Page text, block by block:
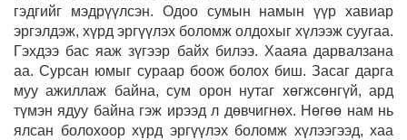
гэдгийг мэдрүүлсэн. Одоо сумын намын үүр хавиар
эргэлдэж, хүрд эргүүлэх боломж олдохыг хүлээж суугаа.
Гэхдээ бас яаж зүгээр байх билээ. Хааяа дарвалзана
аа. Сурсан юмыг сураар боож болох биш. Засаг дарга
муу ажиллаж байна, сум орон нутаг хөгжсөнгүй, ард
түмэн ядуу байна гэж ирээд л дөвчигнөх. Нөгөө нам нь
ялсан болохоор хүрд эргүүлэх боломж хүлээгээд, хаа